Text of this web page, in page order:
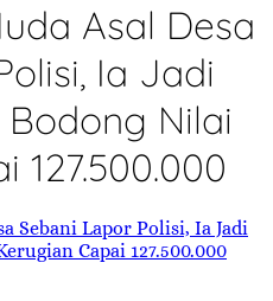
Asal Desa
Ia Jadi
Nilai
127.500.000